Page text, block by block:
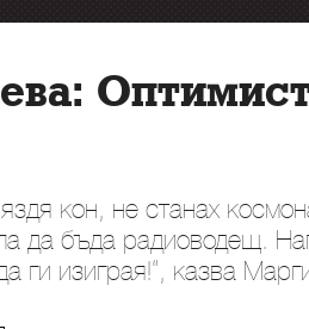
кон, не станах
да бъда радиоводещ.
ги изиграя!“, казва